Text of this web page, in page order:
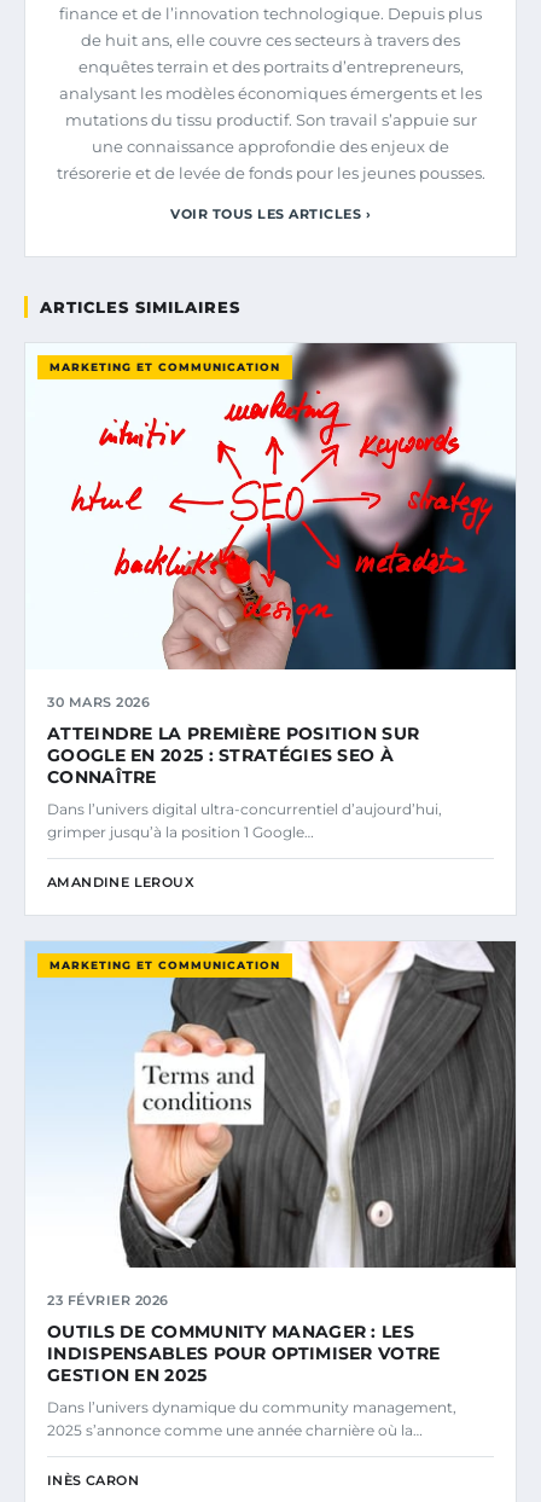
finance et de l’innovation technologique. Depuis plus
de huit ans, elle couvre ces secteurs à travers des
enquêtes terrain et des portraits d’entrepreneurs,
analysant les modèles économiques émergents et les
mutations du tissu productif. Son travail s’appuie sur
une connaissance approfondie des enjeux de
trésorerie et de levée de fonds pour les jeunes pousses.
VOIR TOUS LES ARTICLES ›
ARTICLES SIMILAIRES
MARKETING ET COMMUNICATION
30 MARS 2026
ATTEINDRE LA PREMIÈRE POSITION SUR
GOOGLE EN 2025 : STRATÉGIES SEO À
CONNAÎTRE
Dans l’univers digital ultra-concurrentiel d’aujourd’hui,
grimper jusqu’à la position 1 Google…
AMANDINE LEROUX
MARKETING ET COMMUNICATION
23 FÉVRIER 2026
OUTILS DE COMMUNITY MANAGER : LES
INDISPENSABLES POUR OPTIMISER VOTRE
GESTION EN 2025
Dans l’univers dynamique du community management,
2025 s’annonce comme une année charnière où la…
INÈS CARON